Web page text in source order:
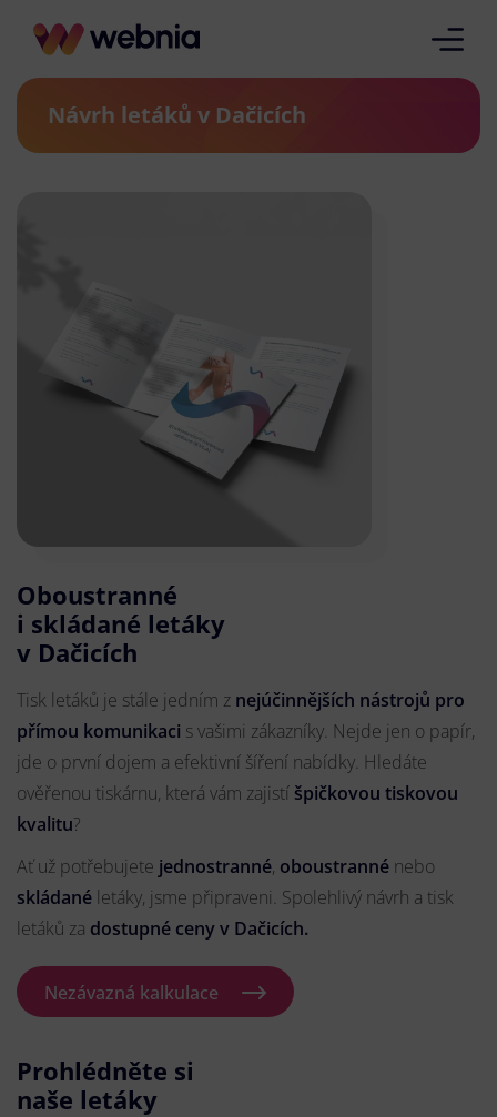
Návrh letáků v Dačicích
Oboustranné
i skládané letáky
v Dačicích
Tisk letáků je stále jedním z nejúčinnějších nástrojů pro
přímou komunikaci s vašimi zákazníky. Nejde jen o papír,
jde o první dojem a efektivní šíření nabídky. Hledáte
ověřenou tiskárnu, která vám zajistí špičkovou tiskovou
kvalitu?
Ať už potřebujete jednostranné, oboustranné nebo
skládané letáky, jsme připraveni. Spolehlivý návrh a tisk
letáků za dostupné ceny v Dačicích.
Nezávazná kalkulace
Prohlédněte si
naše letáky